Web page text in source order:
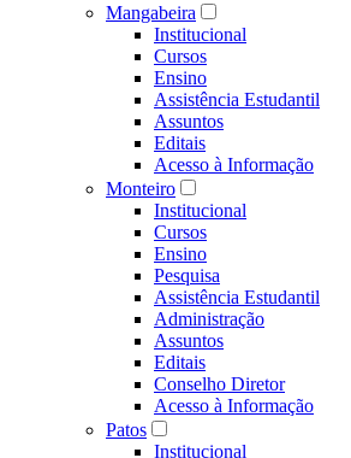
Mangabeira
Institucional
Cursos
Ensino
Assistência Estudantil
Assuntos
Editais
Acesso à Informação
Monteiro
Institucional
Cursos
Ensino
Pesquisa
Assistência Estudantil
Administração
Assuntos
Editais
Conselho Diretor
Acesso à Informação
Patos
Institucional